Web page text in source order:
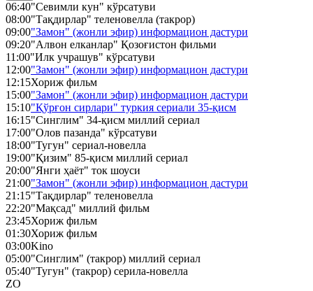
06:40"Севимли кун" кўрсатуви
08:00"Тақдирлар" теленовелла (такрор)
09:00"Замон" (жонли эфир) информацион дастури
09:20"Алвон елканлар" Қозоғистон фильми
11:00"Илк учрашув" кўрсатуви
12:00"Замон" (жонли эфир) информацион дастури
12:15Хориж фильм
15:00"Замон" (жонли эфир) информацион дастури
15:10"Қўрғон сирлари" туркия сериали 35-қисм
16:15"Синглим" 34-қисм миллий сериал
17:00"Олов пазанда" кўрсатуви
18:00"Тугун" сериал-новелла
19:00"Қизим" 85-қисм миллий сериал
20:00"Янги ҳаёт" ток шоуси
21:00"Замон" (жонли эфир) информацион дастури
21:15"Тақдирлар" теленовелла
22:20"Мақсад" миллий фильм
23:45Хориж фильм
01:30Хориж фильм
03:00Kino
05:00"Синглим" (такрор) миллий сериал
05:40"Тугун" (такрор) серила-новелла
ZO